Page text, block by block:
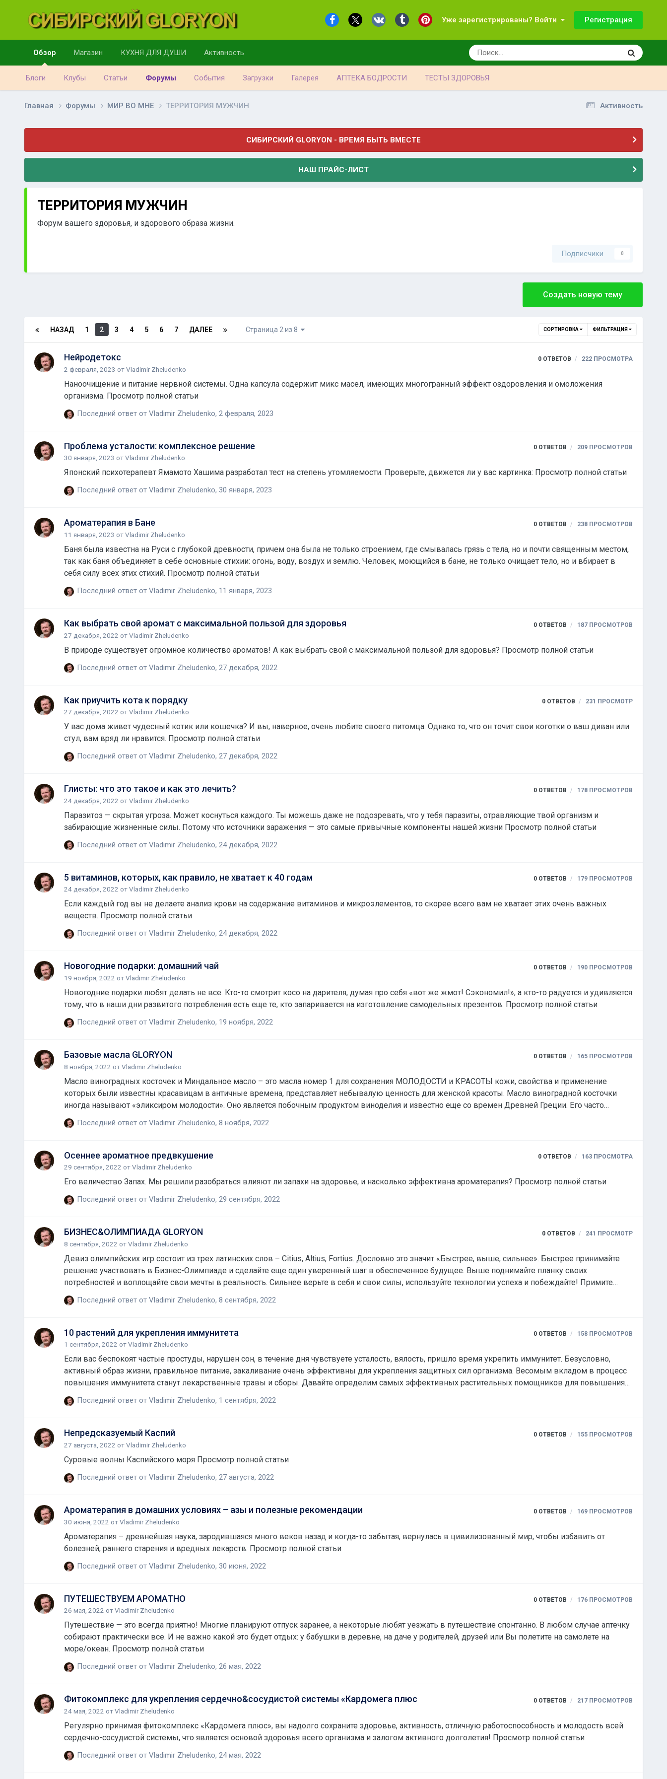
Уже зарегистрированы? Войти Регистрация
Обзор
Блоги Клубы Статьи Форумы События Загрузки Галерея АПТЕКА БОДРОСТИ ТЕСТЫ ЗДОРОВЬЯ
Магазин КУХНЯ ДЛЯ ДУШИ Активность
Активность
Главная Форумы МИР ВО МНЕ ТЕРРИТОРИЯ МУЖЧИН
СИБИРСКИЙ GLORYON - ВРЕМЯ БЫТЬ ВМЕСТЕ
НАШ ПРАЙС-ЛИСТ
ТЕРРИТОРИЯ МУЖЧИН
Форум вашего здоровья, и здорового образа жизни.
Подписчики 0
Создать новую тему
СОРТИРОВКА ФИЛЬТРАЦИЯ
НАЗАД 1 2 3 4 5 6 7 ДАЛЕЕ Страница 2 из 8
Нейродетокс
2 февраля, 2023 отVladimir Zheludenko
0 ОТВЕТОВ 222 ПРОСМОТРА
Наноочищение и питание нервной системы. Одна капсула содержит микс масел, имеющих многогранный эффект оздоровления и омоложения
организма. Просмотр полной статьи
Последний ответ от Vladimir Zheludenko, 2 февраля, 2023
Проблема усталости: комплексное решение
30 января, 2023 отVladimir Zheludenko
0 ОТВЕТОВ 209 ПРОСМОТРОВ
Японский психотерапевт Ямамото Хашима разработал тест на степень утомляемости. Проверьте, движется ли у вас картинка: Просмотр полной статьи
Последний ответ от Vladimir Zheludenko, 30 января, 2023
Ароматерапия в Бане
11 января, 2023 отVladimir Zheludenko
0 ОТВЕТОВ 238 ПРОСМОТРОВ
Баня была известна на Руси с глубокой древности, причем она была не только строением, где смывалась грязь с тела, но и почти священным местом,
так как баня объединяет в себе основные стихии: огонь, воду, воздух и землю. Человек, моющийся в бане, не только очищает тело, но и вбирает в
себя силу всех этих стихий. Просмотр полной статьи
Последний ответ от Vladimir Zheludenko, 11 января, 2023
Как выбрать свой аромат с максимальной пользой для здоровья
27 декабря, 2022 отVladimir Zheludenko
0 ОТВЕТОВ 187 ПРОСМОТРОВ
В природе существует огромное количество ароматов! А как выбрать свой с максимальной пользой для здоровья? Просмотр полной статьи
Последний ответ от Vladimir Zheludenko, 27 декабря, 2022
Как приучить кота к порядку
27 декабря, 2022 отVladimir Zheludenko
0 ОТВЕТОВ 231 ПРОСМОТР
У вас дома живет чудесный котик или кошечка? И вы, наверное, очень любите своего питомца. Однако то, что он точит свои коготки о ваш диван или
стул, вам вряд ли нравится. Просмотр полной статьи
Последний ответ от Vladimir Zheludenko, 27 декабря, 2022
Глисты: что это такое и как это лечить?
24 декабря, 2022 отVladimir Zheludenko
0 ОТВЕТОВ 178 ПРОСМОТРОВ
Паразитоз — скрытая угроза. Может коснуться каждого. Ты можешь даже не подозревать, что у тебя паразиты, отравляющие твой организм и
забирающие жизненные силы. Потому что источники заражения — это самые привычные компоненты нашей жизни Просмотр полной статьи
Последний ответ от Vladimir Zheludenko, 24 декабря, 2022
5 витаминов, которых, как правило, не хватает к 40 годам
24 декабря, 2022 отVladimir Zheludenko
0 ОТВЕТОВ 179 ПРОСМОТРОВ
Если каждый год вы не делаете анализ крови на содержание витаминов и микроэлементов, то скорее всего вам не хватает этих очень важных
веществ. Просмотр полной статьи
Последний ответ от Vladimir Zheludenko, 24 декабря, 2022
Новогодние подарки: домашний чай
19 ноября, 2022 отVladimir Zheludenko
0 ОТВЕТОВ 190 ПРОСМОТРОВ
Новогодние подарки любят делать не все. Кто-то смотрит косо на дарителя, думая про себя «вот же жмот! Сэкономил!», а кто-то радуется и удивляется
тому, что в наши дни развитого потребления есть еще те, кто запаривается на изготовление самодельных презентов. Просмотр полной статьи
Последний ответ от Vladimir Zheludenko, 19 ноября, 2022
Базовые масла GLORYON
8 ноября, 2022 отVladimir Zheludenko
0 ОТВЕТОВ 165 ПРОСМОТРОВ
Масло виноградных косточек и Миндальное масло – это масла номер 1 для сохранения МОЛОДОСТИ и КРАСОТЫ кожи, свойства и применение
которых были известны красавицам в античные времена, представляет небывалую ценность для женской красоты. Масло виноградной косточки
иногда называют «эликсиром молодости». Оно является побочным продуктом виноделия и известно еще со времен Древней Греции. Его часто
Последний ответ от Vladimir Zheludenko, 8 ноября, 2022
Осеннее ароматное предвкушение
29 сентября, 2022 отVladimir Zheludenko
0 ОТВЕТОВ 163 ПРОСМОТРА
Его величество Запах. Мы решили разобраться влияют ли запахи на здоровье, и насколько эффективна ароматерапия? Просмотр полной статьи
Последний ответ от Vladimir Zheludenko, 29 сентября, 2022
БИЗНЕС&ОЛИМПИАДА GLORYON
8 сентября, 2022 отVladimir Zheludenko
0 ОТВЕТОВ 241 ПРОСМОТР
Девиз олимпийских игр состоит из трех латинских слов – Citius, Altius, Fortius. Дословно это значит «Быстрее, выше, сильнее». Быстрее принимайте
решение участвовать в Бизнес-Олимпиаде и сделайте еще один уверенный шаг в обеспеченное будущее. Выше поднимайте планку своих
потребностей и воплощайте свои мечты в реальность. Сильнее верьте в себя и свои силы, используйте технологии успеха и побеждайте! Примите
участие в захватывающем соревновании, способном изменить вашу жизнь! Покажите, на что вы способны и выйдите в сентябре на новый уровень
доходов играючи! Просмотр полной статьи
Последний ответ от Vladimir Zheludenko, 8 сентября, 2022
10 растений для укрепления иммунитета
1 сентября, 2022 отVladimir Zheludenko
0 ОТВЕТОВ 158 ПРОСМОТРОВ
Если вас беспокоят частые простуды, нарушен сон, в течение дня чувствуете усталость, вялость, пришло время укрепить иммунитет. Безусловно,
активный образ жизни, правильное питание, закаливание очень эффективны для укрепления защитных сил организма. Весомым вкладом в процесс
повышения иммунитета станут лекарственные травы и сборы. Давайте определим самых эффективных растительных помощников для повышения
иммунитета. Просмотр полной статьи
Последний ответ от Vladimir Zheludenko, 1 сентября, 2022
Непредсказуемый Каспий
27 августа, 2022 отVladimir Zheludenko
0 ОТВЕТОВ 155 ПРОСМОТРОВ
Суровые волны Каспийского моря Просмотр полной статьи
Последний ответ от Vladimir Zheludenko, 27 августа, 2022
Ароматерапия в домашних условиях – азы и полезные рекомендации
30 июня, 2022 отVladimir Zheludenko
0 ОТВЕТОВ 169 ПРОСМОТРОВ
Ароматерапия – древнейшая наука, зародившаяся много веков назад и когда-то забытая, вернулась в цивилизованный мир, чтобы избавить от
болезней, раннего старения и вредных лекарств. Просмотр полной статьи
Последний ответ от Vladimir Zheludenko, 30 июня, 2022
ПУТЕШЕСТВУЕМ АРОМАТНО
26 мая, 2022 отVladimir Zheludenko
0 ОТВЕТОВ 176 ПРОСМОТРОВ
Путешествие — это всегда приятно! Многие планируют отпуск заранее, а некоторые любят уезжать в путешествие спонтанно. В любом случае аптечку
собирают практически все. И не важно какой это будет отдых: у бабушки в деревне, на даче у родителей, друзей или Вы полетите на самолете на
море/океан. Просмотр полной статьи
Последний ответ от Vladimir Zheludenko, 26 мая, 2022
Фитокомплекс для укрепления сердечно&сосудистой системы «Кардомега плюс
24 мая, 2022 отVladimir Zheludenko
0 ОТВЕТОВ 217 ПРОСМОТРОВ
Регулярно принимая фитокомплекс «Кардомега плюс», вы надолго сохраните здоровье, активность, отличную работоспособность и молодость всей
сердечно-сосудистой системы, что является основой здоровья всего организма и залогом активного долголетия! Просмотр полной статьи
Последний ответ от Vladimir Zheludenko, 24 мая, 2022